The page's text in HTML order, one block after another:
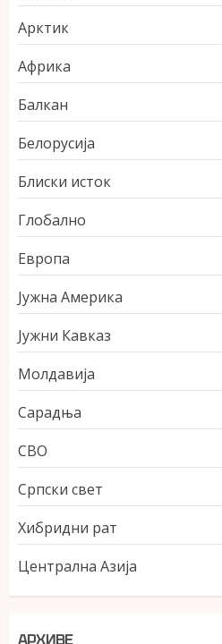
Арктик
Африка
Балкан
Белорусија
Блиски исток
Глобално
Европа
Јужна Америка
Јужни Кавказ
Молдавија
Сарадња
СВО
Српски свет
Хибридни рат
Централна Азија
АРХИВЕ